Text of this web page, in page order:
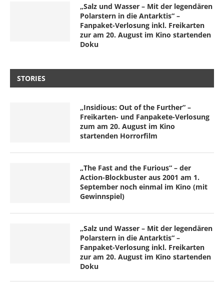
„Salz und Wasser – Mit der legendären
Polarstern in die Antarktis“ –
Fanpaket-Verlosung inkl. Freikarten
zur am 20. August im Kino startenden
Doku
STORIES
„Insidious: Out of the Further“ –
Freikarten- und Fanpakete-Verlosung
zum am 20. August im Kino
startenden Horrorfilm
„The Fast and the Furious“ – der
Action-Blockbuster aus 2001 am 1.
September noch einmal im Kino (mit
Gewinnspiel)
„Salz und Wasser – Mit der legendären
Polarstern in die Antarktis“ –
Fanpaket-Verlosung inkl. Freikarten
zur am 20. August im Kino startenden
Doku